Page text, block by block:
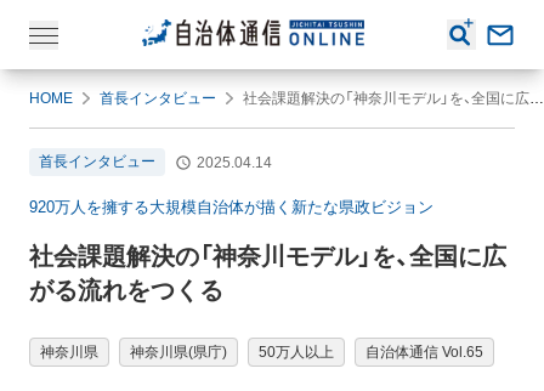
HOME 首長インタビュー 社会課題解決の「神奈川モデル」を、全国に広がる流れをつくる
首長インタビュー 2025.04.14
920万人を擁する大規模自治体が描く新たな県政ビジョン
社会課題解決の「神奈川モデル」を、全国に広
がる流れをつくる
神奈川県 神奈川県(県庁) 50万人以上 自治体通信 Vol.65